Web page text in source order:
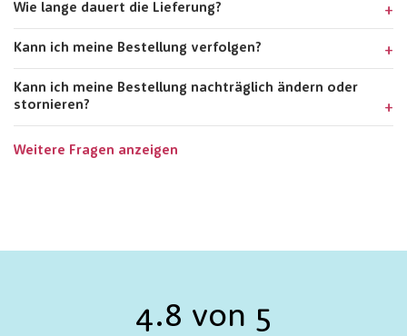
Wie lange dauert die Lieferung?
Kann ich meine Bestellung verfolgen?
Kann ich meine Bestellung nachträglich ändern oder
stornieren?
Weitere Fragen anzeigen
4.8 von 5